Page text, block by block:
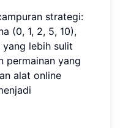
strategi:
(0, 1, 2, 5, 10),
lebih sulit
permainan yang
alat online